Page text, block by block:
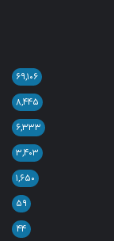
۶۹,۱۰۶
۸,۴۴۵
۶,۳۳۳
۳,۴۰۳
۱,۶۵۰
۵۹
۴۴